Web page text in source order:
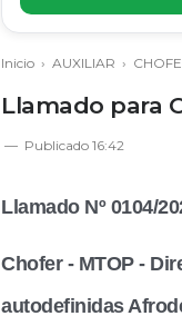
Inicio › AUXILIAR ›
Llamado para
Publicado 16:42
Llamado Nº 0104/
Chofer - MTOP -
autodefinidas